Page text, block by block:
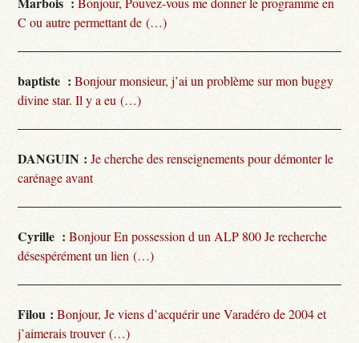
C ou autre permettant de (…)
baptiste : Bonjour monsieur, j’ai un problème sur mon buggy
divine star. Il y a eu (…)
DANGUIN : Je cherche des renseignements pour démonter le
carénage avant
Cyrille : Bonjour En possession d un ALP 800 Je recherche
désespérément un lien (…)
Filou : Bonjour, Je viens d’acquérir une Varadéro de 2004 et
j’aimerais trouver (…)